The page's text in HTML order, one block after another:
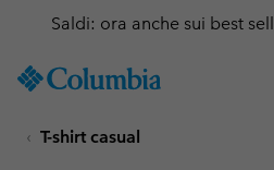
TO
SKIP
Saldi: ora anche sui best
T-shirt casual